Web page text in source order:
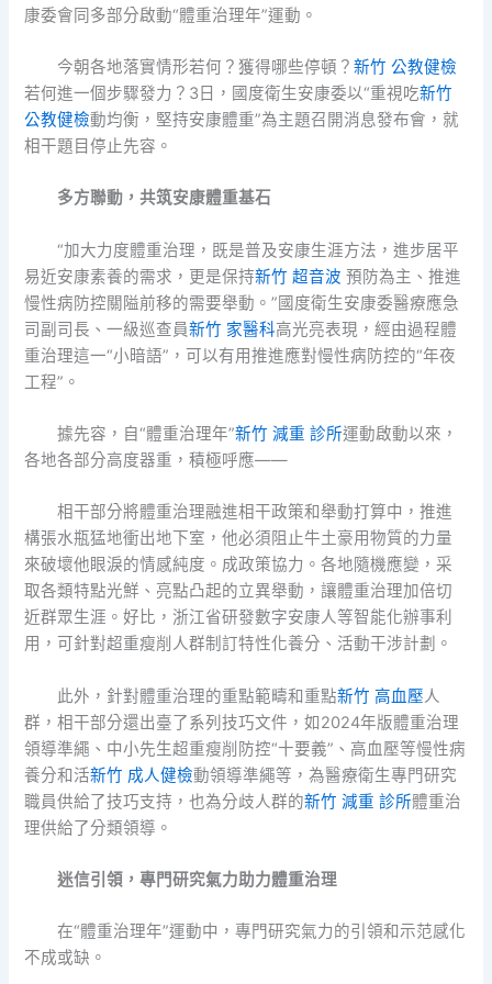
康委會同多部分啟動“體重治理年”運動。
今朝各地落實情形若何？獲得哪些停頓？ 新竹 公教健檢
若何進一個步驟發力？3日，國度衛生安康委以“重視吃新竹
公教健檢動均衡，堅持安康體重”為主題召開消息發布會，就
相干題目停止先容。
多方聯動，共筑安康體重基石
“加大力度體重治理，既是普及安康生涯方法，進步居平
易近安康素養的需求，更是保持新竹 超音波預防為主、推進
慢性病防控關隘前移的需要舉動。”國度衛生安康委醫療應急
司副司長、一級巡查員新竹 家醫科高光亮表現，經由過程體
重治理這一“小暗語”，可以有用推進應對慢性病防控的“年夜
工程”。
據先容，自“體重治理年”新竹 減重 診所運動啟動以來，
各地各部分高度器重，積極呼應——
相干部分將體重治理融進相干政策和舉動打算中，推進
構張水瓶猛地衝出地下室，他必須阻止牛土豪用物質的力量
來破壞他眼淚的情感純度。成政策協力。各地隨機應變，采
取各類特點光鮮、亮點凸起的立異舉動，讓體重治理加倍切
近群眾生涯。好比，浙江省研發數字安康人等智能化辦事利
用，可針對超重瘦削人群制訂特性化養分、活動干涉計劃。
此外，針對體重治理的重點範疇和重點新竹 高血壓 人
群，相干部分還出臺了系列技巧文件，如2024年版體重治理
領導準繩、中小先生超重瘦削防控“十要義”、高血壓等慢性病
養分和活新竹 成人健檢動領導準繩等，為醫療衛生專門研究
職員供給了技巧支持，也為分歧人群的新竹 減重 診所體重治
理供給了分類領導。
迷信引領，專門研究氣力助力體重治理
在“體重治理年”運動中，專門研究氣力的引領和示范感化
不成或缺。